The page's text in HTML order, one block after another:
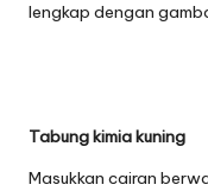
lengkap dengan
Tabung kimia kuning
Masukkan cairan